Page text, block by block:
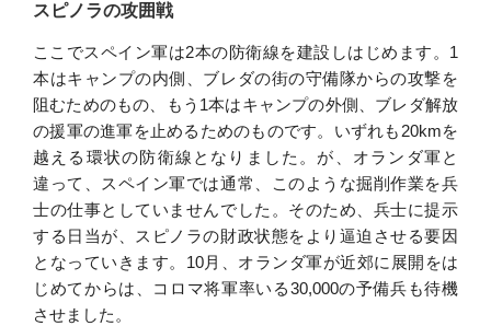
スピノラの攻囲戦
ここでスペイン軍は2本の防衛線を建設しはじめます。1
本はキャンプの内側、ブレダの街の守備隊からの攻撃を
阻むためのもの、もう1本はキャンプの外側、ブレダ解放
の援軍の進軍を止めるためのものです。いずれも20kmを
越える環状の防衛線となりました。が、オランダ軍と
違って、スペイン軍では通常、このような掘削作業を兵
士の仕事としていませんでした。そのため、兵士に提示
する日当が、スピノラの財政状態をより逼迫させる要因
となっていきます。10月、オランダ軍が近郊に展開をは
じめてからは、コロマ将軍率いる30,000の予備兵も待機
させました。